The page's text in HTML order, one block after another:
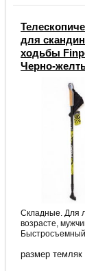
для
ходьбы
Черно-
Складные. Для
возрасте,
размер темляк